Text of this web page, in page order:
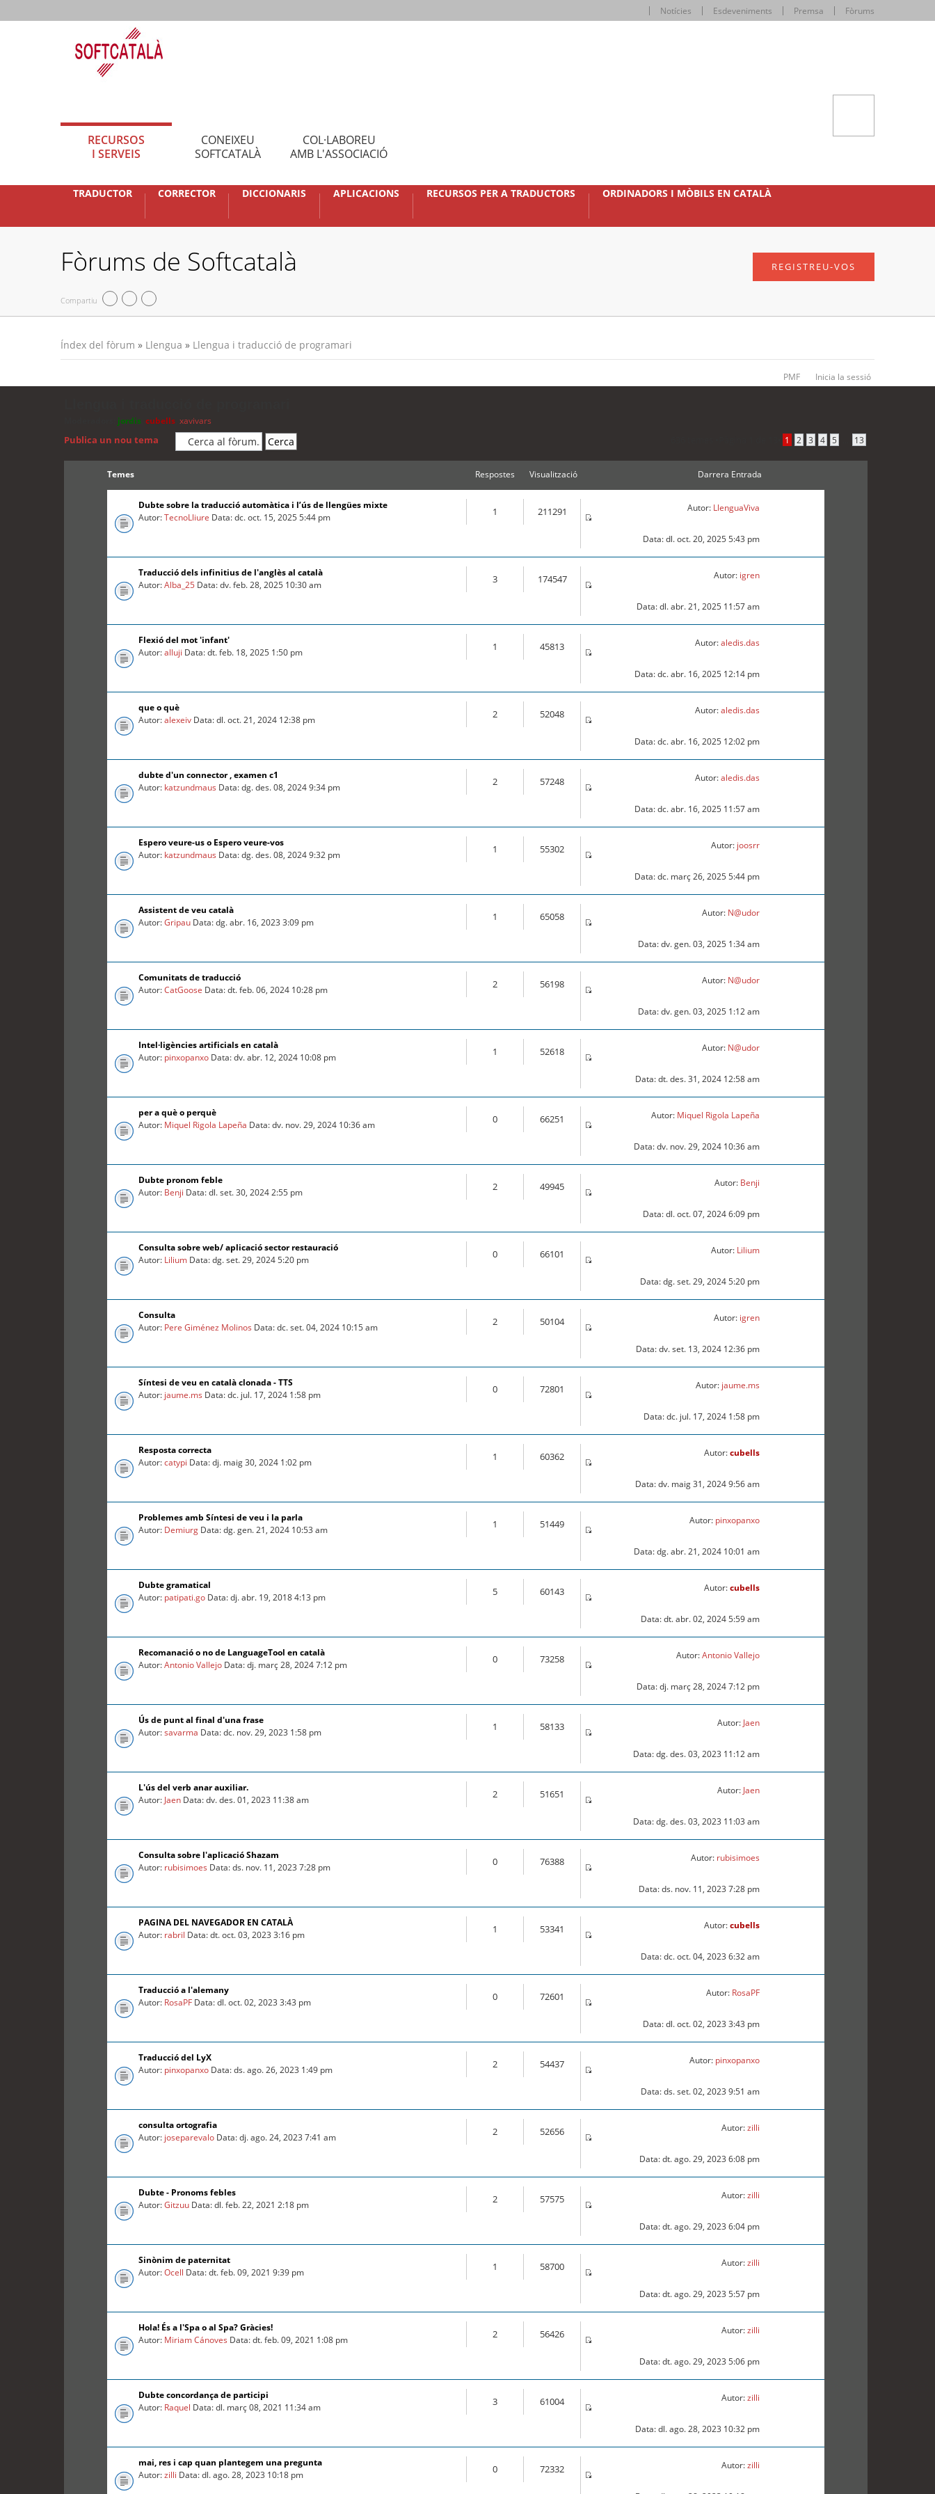
Notícies Esdeveniments Premsa Fòrums
RECURSOS
I SERVEIS
CONEIXEU
SOFTCATALÀ
COL·LABOREU
AMB L'ASSOCIACIÓ
TRADUCTOR CORRECTOR DICCIONARIS APLICACIONS RECURSOS PER A TRADUCTORS ORDINADORS I MÒBILS EN CATALÀ
Fòrums de Softcatalà
Compartiu
REGISTREU-VOS
Índex del fòrum » Llengua » Llengua i traducció de programari
PMF Inicia la sessió
jordis cubells xavivars
Publica un nou tema 1 2 3 4 5 13
Temes Respostes Visualització Darrera Entrada
Dubte sobre la traducció automàtica i l’ús de llengües mixte
Autor:TecnoLliure Data: dc. oct. 15, 2025 5:44 pm 1 211291 Autor: LlenguaViva
Data: dl. oct. 20, 2025 5:43 pm
Traducció dels infinitius de l'anglès al català
Autor:Alba_25 Data: dv. feb. 28, 2025 10:30 am 3 174547 Autor: igren
Data: dl. abr. 21, 2025 11:57 am
Flexió del mot 'infant'
Autor:alluji Data: dt. feb. 18, 2025 1:50 pm 1 45813 Autor:aledis.das
Data: dc. abr. 16, 2025 12:14 pm
que o què
Autor:alexeiv Data: dl. oct. 21, 2024 12:38 pm 2 52048 Autor:aledis.das
Data: dc. abr. 16, 2025 12:02 pm
dubte d'un connector , examen c1
Autor: katzundmaus Data: dg. des. 08, 2024 9:34 pm 2 57248 Autor:aledis.das
Data: dc. abr. 16, 2025 11:57 am
Espero veure-us o Espero veure-vos
Autor: katzundmaus Data: dg. des. 08, 2024 9:32 pm 1 55302 Autor: joosrr
Data: dc. març 26, 2025 5:44 pm
Assistent de veu català
Autor:Gripau Data: dg. abr. 16, 2023 3:09 pm 1 65058 Autor: N@udor
Data: dv. gen. 03, 2025 1:34 am
Comunitats de traducció
Autor:CatGoose Data: dt. feb. 06, 2024 10:28 pm 2 56198 Autor: N@udor
Data: dv. gen. 03, 2025 1:12 am
Intel·ligències artificials en català
Autor: pinxopanxo Data: dv. abr. 12, 2024 10:08 pm 1 52618 Autor: N@udor
Data: dt. des. 31, 2024 12:58 am
per a què o perquè
Autor: Miquel Rigola Lapeña Data: dv. nov. 29, 2024 10:36 am 0 66251 Autor: Miquel Rigola Lapeña
Data: dv. nov. 29, 2024 10:36 am
Dubte pronom feble
Autor: Benji Data: dl. set. 30, 2024 2:55 pm 2 49945 Autor: Benji
Data: dl. oct. 07, 2024 6:09 pm
Consulta sobre web/ aplicació sector restauració
Autor: Lilium Data: dg. set. 29, 2024 5:20 pm 0 66101 Autor: Lilium
Data: dg. set. 29, 2024 5:20 pm
Consulta
Autor: Pere Giménez Molinos Data: dc. set. 04, 2024 10:15 am 2 50104 Autor: igren
Data: dv. set. 13, 2024 12:36 pm
Síntesi de veu en català clonada - TTS
Autor: jaume.ms Data: dc. jul. 17, 2024 1:58 pm 0 72801 Autor: jaume.ms
Data: dc. jul. 17, 2024 1:58 pm
Resposta correcta
Autor:catypi Data: dj. maig 30, 2024 1:02 pm 1 60362 Autor:cubells
Data: dv. maig 31, 2024 9:56 am
Problemes amb Síntesi de veu i la parla
Autor: Demiurg Data: dg. gen. 21, 2024 10:53 am 1 51449 Autor: pinxopanxo
Data: dg. abr. 21, 2024 10:01 am
Dubte gramatical
Autor: patipati.go Data: dj. abr. 19, 2018 4:13 pm 5 60143 Autor:cubells
Data: dt. abr. 02, 2024 5:59 am
Recomanació o no de LanguageTool en català
Autor:Antonio Vallejo Data: dj. març 28, 2024 7:12 pm 0 73258 Autor:Antonio Vallejo
Data: dj. març 28, 2024 7:12 pm
Ús de punt al final d'una frase
Autor:savarma Data: dc. nov. 29, 2023 1:58 pm 1 58133 Autor: Jaen
Data: dg. des. 03, 2023 11:12 am
L'ús del verb anar auxiliar.
Autor: Jaen Data: dv. des. 01, 2023 11:38 am 2 51651 Autor: Jaen
Data: dg. des. 03, 2023 11:03 am
Consulta sobre l'aplicació Shazam
Autor: rubisimoes Data: ds. nov. 11, 2023 7:28 pm 0 76388 Autor: rubisimoes
Data: ds. nov. 11, 2023 7:28 pm
PAGINA DEL NAVEGADOR EN CATALÀ
Autor: rabril Data: dt. oct. 03, 2023 3:16 pm 1 53341 Autor:cubells
Data: dc. oct. 04, 2023 6:32 am
Traducció a l'alemany
Autor: RosaPF Data: dl. oct. 02, 2023 3:43 pm 0 72601 Autor: RosaPF
Data: dl. oct. 02, 2023 3:43 pm
Traducció del LyX
Autor: pinxopanxo Data: ds. ago. 26, 2023 1:49 pm 2 54437 Autor: pinxopanxo
Data: ds. set. 02, 2023 9:51 am
consulta ortografia
Autor: joseparevalo Data: dj. ago. 24, 2023 7:41 am 2 52656 Autor:zilli
Data: dt. ago. 29, 2023 6:08 pm
Dubte - Pronoms febles
Autor:Gitzuu Data: dl. feb. 22, 2021 2:18 pm 2 57575 Autor:zilli
Data: dt. ago. 29, 2023 6:04 pm
Sinònim de paternitat
Autor:Ocell Data: dt. feb. 09, 2021 9:39 pm 1 58700 Autor:zilli
Data: dt. ago. 29, 2023 5:57 pm
Hola! És a l'Spa o al Spa? Gràcies!
Autor: Miriam Cánoves Data: dt. feb. 09, 2021 1:08 pm 2 56426 Autor:zilli
Data: dt. ago. 29, 2023 5:06 pm
Dubte concordança de participi
Autor: Raquel Data: dl. març 08, 2021 11:34 am 3 61004 Autor:zilli
Data: dl. ago. 28, 2023 10:32 pm
mai, res i cap quan plantegem una pregunta
Autor:zilli Data: dl. ago. 28, 2023 10:18 pm 0 72332 Autor:zilli